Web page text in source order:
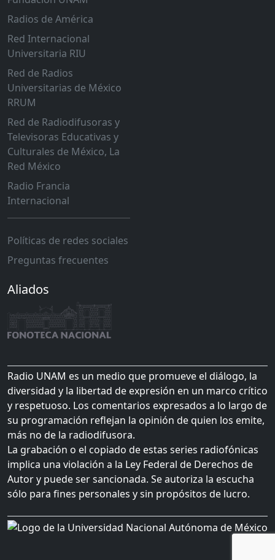
Radios de América
Red Internacional
Universitaria RIU
Red de Radios
Universitarias de México
RRUM
Red de Radiodifusoras y
Televisoras Educativas y
Culturales de México, La
Red México
Radio Francia
Internacional
Políticas de redes sociales
Preguntas frecuentes
Aliados
Radio UNAM es un medio que promueve el diálogo, la
diversidad y la libertad de expresión en un marco crítico
y respetuoso. Los comentarios expresados a lo largo de
su programación reflejan la opinión de quien los emite,
más no de la radiodifusora.
La grabación o el copiado de estas series radiofónicas
implica una violación a la Ley Federal de Derechos de
Autor y puede ser sancionada. Se autoriza la escucha
sólo para fines personales y sin propósitos de lucro.